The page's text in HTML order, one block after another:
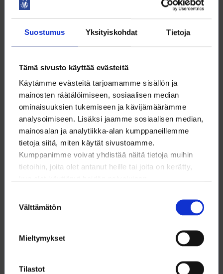
Suostumus Yksityiskohdat Tietoja
Tämä sivusto käyttää evästeitä
Käytämme evästeitä tarjoamamme sisällön ja
mainosten räätälöimiseen, sosiaalisen median
ominaisuuksien tukemiseen ja kävijämäärämme
analysoimiseen. Lisäksi jaamme sosiaalisen median,
mainosalan ja analytiikka-alan kumppaneillemme
tietoja siitä, miten käytät sivustoamme.
Kumppanimme voivat yhdistää näitä tietoja muihin
tietoihin, joita olet antanut heille tai joita on kerätty,
valinta
Välttämätön
Mieltymykset
Tilastot
Tapahtumat ja koulutukset
Loimun jäsenyys tarjoaa sinulle sellaisia
tapahtumia ja koulutuksia, joita et muualta saa.
Kaikki Luottamushenkilö Digitaidot
Tekoäly Digiskills Jobbsökande
Työnhaku AI Anställningsförhållande
Työelämätaidot ja hyvinvointi
Employment relationship Jäsentilaisuus
Opiskelija